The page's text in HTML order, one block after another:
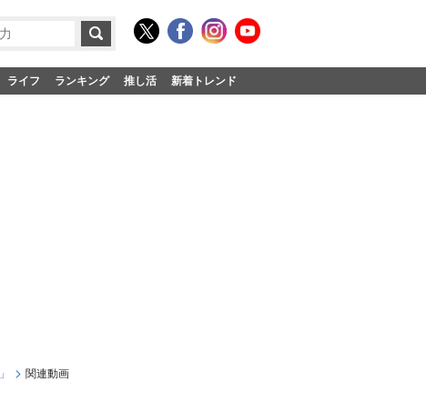
ライフ ランキング 推し活 新着トレンド
関連動画